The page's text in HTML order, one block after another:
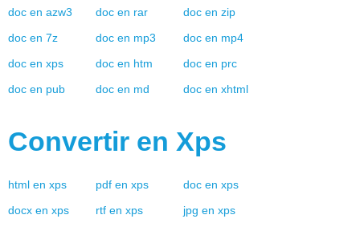
doc en azw3 doc en rar doc en zip
doc en 7z doc en mp3 doc en mp4
doc en xps doc en htm doc en prc
doc en pub doc en md doc en xhtml
Convertir en Xps
html en xps pdf en xps doc en xps
docx en xps rtf en xps jpg en xps